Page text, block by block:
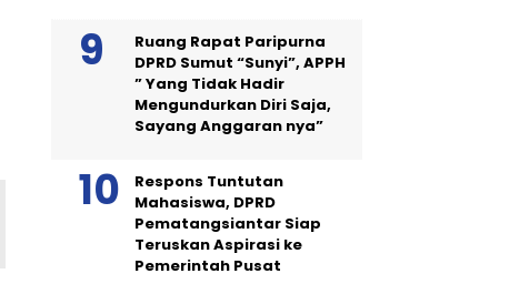
Ruang Rapat Paripurna
DPRD Sumut “Sunyi”, APPH
” Yang Tidak Hadir
Mengundurkan Diri Saja,
Sayang Anggaran nya”
Respons Tuntutan
Mahasiswa, DPRD
Pematangsiantar Siap
Teruskan Aspirasi ke
Pemerintah Pusat